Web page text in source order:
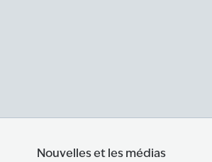
Nouvelles et les médias